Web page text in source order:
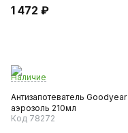
1 472 ₽
Наличие
Антизапотеватель Goodyear
аэрозоль 210мл
Код 78272